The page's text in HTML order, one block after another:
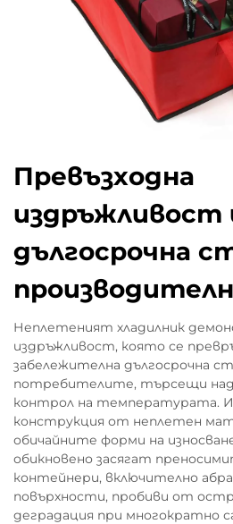
Превъзходна
издръжливост
дългосрочна
Неплетеният хладилник
издръжливост, която се
забележителна дългосрочна
потребителите, търсещи
контрол на температурата.
конструкция от неплетен
обичайните форми на
обикновено засягат
контейнери, включително
повърхности, пробиви от
деградация при многократно